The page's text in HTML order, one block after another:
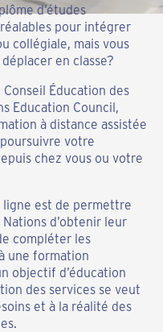
d’études
pour intégrer
collégiale, mais vous
en classe?
Éducation des
Education Council,
à distance assistée
votre
chez vous ou votre
est de permettre
d’obtenir leur
compléter les
une formation
objectif d’éducation
des services se veut
et à la réalité des